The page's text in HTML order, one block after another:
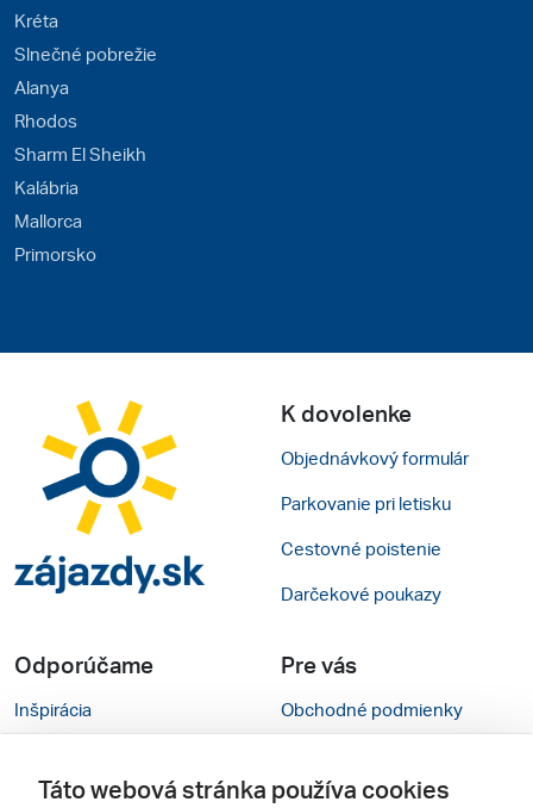
Kréta
Slnečné pobrežie
Alanya
Rhodos
Sharm El Sheikh
Kalábria
Mallorca
Primorsko
K dovolenke
Objednávkový formulár
Parkovanie pri letisku
Cestovné poistenie
Darčekové poukazy
Odporúčame
Inšpirácia
Cestovné kancelárie
Pre vás
Obchodné podmienky
Nastavenie cookies
Táto webová stránka používa cookies